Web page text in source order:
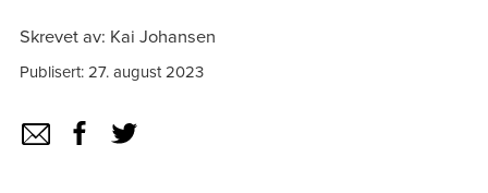
Skrevet av: Kai Johansen
Publisert: 27. august 2023